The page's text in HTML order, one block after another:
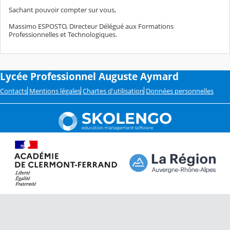
Sachant pouvoir compter sur vous,
Massimo ESPOSTO, Directeur Délégué aux Formations
Professionnelles et Technologiques.
Lycée Professionnel Auguste Aymard
Contacts Mentions légales Chartes d'utilisation Données personnelles